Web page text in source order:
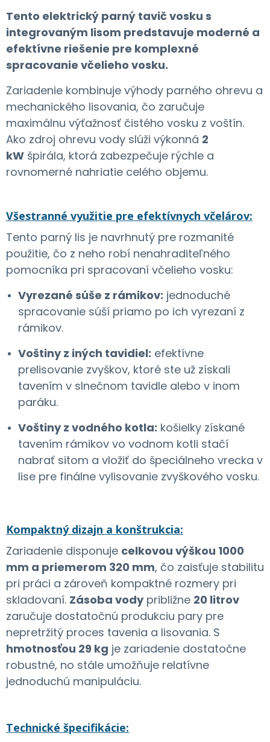
Tento elektrický parný tavič vosku s
integrovaným lisom predstavuje moderné a
efektívne riešenie pre komplexné
spracovanie včelieho vosku.
Zariadenie kombinuje výhody parného ohrevu a
mechanického lisovania, čo zaručuje
maximálnu výťažnosť čistého vosku z voštín.
Ako zdroj ohrevu vody slúži výkonná 2
kW špirála, ktorá zabezpečuje rýchle a
rovnomerné nahriatie celého objemu.
Všestranné využitie pre efektívnych včelárov:
Tento parný lis je navrhnutý pre rozmanité
použitie, čo z neho robí nenahraditeľného
pomocníka pri spracovaní včelieho vosku:
Vyrezané súše z rámikov: jednoduché
spracovanie súší priamo po ich vyrezaní z
rámikov.
Voštiny z iných tavidiel: efektívne
prelisovanie zvyškov, ktoré ste už získali
tavením v slnečnom tavidle alebo v inom
paráku.
Voštiny z vodného kotla: košielky získané
tavením rámikov vo vodnom kotli stačí
nabrať sitom a vložiť do špeciálneho vrecka v
lise pre finálne vylisovanie zvyškového vosku.
Kompaktný dizajn a konštrukcia:
Zariadenie disponuje celkovou výškou 1000
mm a priemerom 320 mm, čo zaisťuje stabilitu
pri práci a zároveň kompaktné rozmery pri
skladovaní. Zásoba vodypribližne 20 litrov
zaručuje dostatočnú produkciu pary pre
nepretržitý proces tavenia a lisovania. S
hmotnosťou 29 kg je zariadenie dostatočne
robustné, no stále umožňuje relatívne
jednoduchú manipuláciu.
Technické špecifikácie: